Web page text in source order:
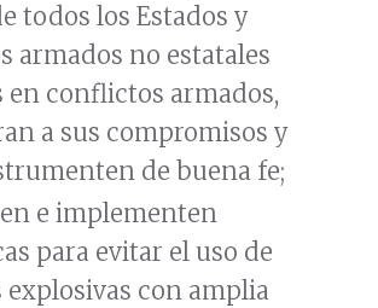
todos los Estados y
armados no estatales
en conflictos armados,
a sus compromisos y
de buena fe;
e implementen
para evitar el uso de
explosivas con amplia